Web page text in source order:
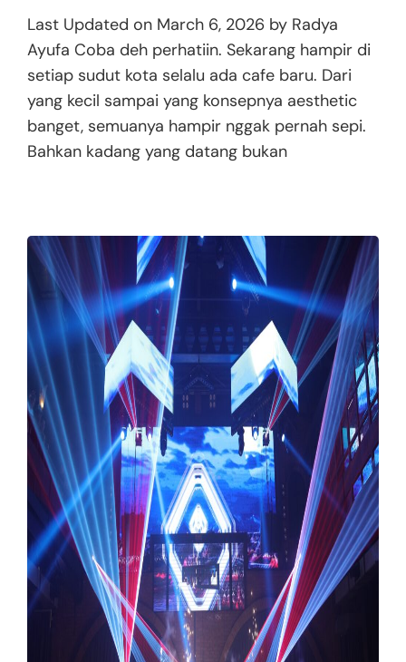
Last Updated on March 6, 2026 by Radya
Ayufa Coba deh perhatiin. Sekarang hampir di
setiap sudut kota selalu ada cafe baru. Dari
yang kecil sampai yang konsepnya aesthetic
banget, semuanya hampir nggak pernah sepi.
Bahkan kadang yang datang bukan